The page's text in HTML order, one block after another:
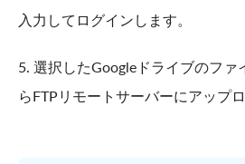
入力してログインします。
5. 選択したGoogleドライブのフ
らFTPリモートサーバーにアップ